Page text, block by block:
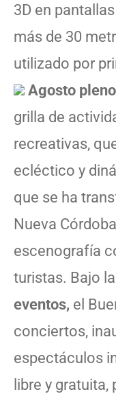
3D en
más de 30
utilizado por
Agosto
grilla de
recreativas,
ecléctico y
que se ha
Nueva
escenografía
turistas. Bajo
eventos, el
conciertos,
espectáculos
libre y